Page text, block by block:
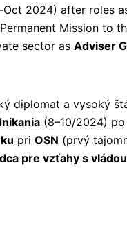
2024) after roles
Mission to
sector as Adviser
diplomat a vysoký
(8–10/2024)
pri OSN (prvý
pre vzťahy s